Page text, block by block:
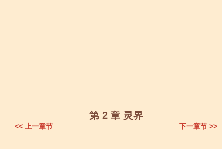
第 2 章 灵界
<< 上一章节 下一章节 >>